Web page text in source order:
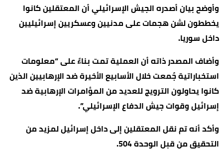
وأوضح بيان أصدره الجيش الإسرائيلي أن المعتقلين كانوا
يخططون لشن هجمات على مدنيين وعسكريين إسرائيليين
داخل سوريا.
وأضاف المصدر ذاته أن العملية تمت بناءً على “معلومات
استخباراتية جُمعت خلال الأسابيع الأخيرة ضد الإرهابيين الذين
كانوا يحاولون الترويج للعديد من المؤامرات الإرهابية ضد
إسرائيل وقوات جيش الدفاع الإسرائيلي”.
وأكد أنه تم نقل المعتقلين إلى داخل إسرائيل لمزيد من
التحقيق من قبل الوحدة 504.